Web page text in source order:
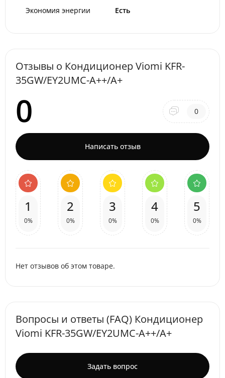
Экономия энергии Есть
Отзывы о Кондиционер Viomi KFR-
35GW/EY2UMC-A++/A+
0 0
Написать отзыв
1
0%
2
0%
3
0%
4
0%
5
0%
Нет отзывов об этом товаре.
Вопросы и ответы (FAQ) Кондиционер
Viomi KFR-35GW/EY2UMC-A++/A+
Задать вопрос